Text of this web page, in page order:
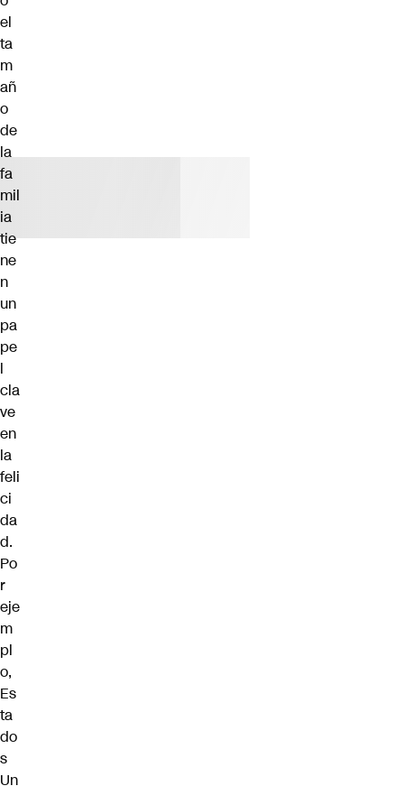
el
ta
m
añ
o
de
la
fa
mil
ia
tie
ne
n
un
pa
pe
l
cla
ve
en
la
feli
ci
da
d.
Po
r
eje
m
pl
o,
Es
ta
do
s
Un